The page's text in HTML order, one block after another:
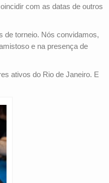
com as datas de outros
de torneio. Nós convidamos,
e na presença de
ativos do Rio de Janeiro. E